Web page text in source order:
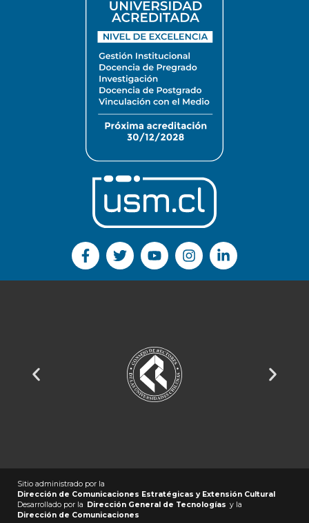
Sitio administrado por la
Dirección de Comunicaciones Estratégicas y Extensión Cultural
Desarrollado por la
Dirección General de Tecnologías y la
Dirección de Comunicaciones